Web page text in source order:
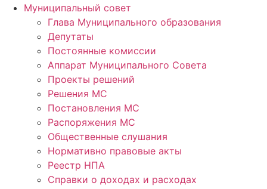
Муниципальный совет
Глава Муниципального образования
Депутаты
Постоянные комиссии
Аппарат Муниципального Совета
Проекты решений
Решения МС
Постановления МС
Распоряжения МС
Общественные слушания
Нормативно правовые акты
Реестр НПА
Справки о доходах и расходах